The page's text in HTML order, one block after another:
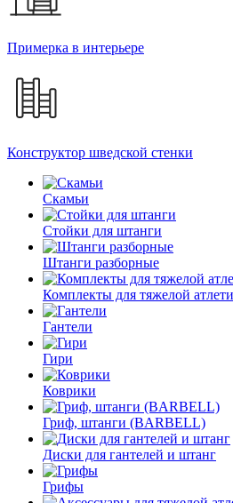
Примерка в интерьере
Конструктор шведской стенки
Скамьи
Стойки для штанги
Штанги разборные
Комплекты для тяжелой
Гантели
Гири
Коврики
Гриф, штанги (BARBELL)
Диски для гантелей и штанг
Грифы